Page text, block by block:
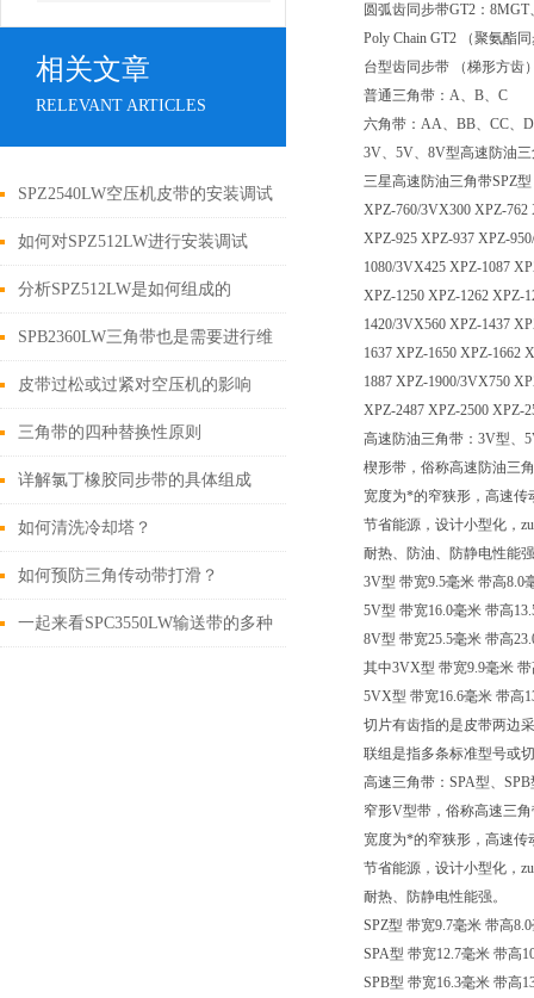
相关文章
RELEVANT ARTICLES
SPZ2540LW空压机皮带的安装调试
分析
如何对SPZ512LW进行安装调试
分析SPZ512LW是如何组成的
SPB2360LW三角带也是需要进行维
护的
皮带过松或过紧对空压机的影响
三角带的四种替换性原则
详解氯丁橡胶同步带的具体组成
如何清洗冷却塔？
如何预防三角传动带打滑？
一起来看SPC3550LW输送带的多种
圆弧齿同步带GT2：
Poly Chain GT2 （聚氨酯
台型齿同步带 （梯形方
普通三角带：A、B、C
六角带：AA、BB、CC、
3V、5V、8V型高速防油
三星高速防油三角带SPZ型
XPZ-760/3VX300 XPZ-762
XPZ-925 XPZ-937 XPZ-
1080/3VX425 XPZ-1087
XPZ-1250 XPZ-1262 XPZ-
1420/3VX560 XPZ-1437
1637 XPZ-1650 XPZ-1662
1887 XPZ-1900/3VX750
XPZ-2487 XPZ-2500 XPZ-
高速防油三角带：3V型、
楔形带，俗称高速防油三
宽度为*的窄狭形，高速传
节省能源，设计小型化，
耐热、防油、防静电性能
3V型 带宽9.5毫米 带高8.0
5V型 带宽16.0毫米 带高
8V型 带宽25.5毫米 带高
其中3VX型 带宽9.9毫米
5VX型 带宽16.6毫米 带高
切片有齿指的是皮带两边
联组是指多条标准型号或
高速三角带：SPA型、
窄形V型带，俗称高速三
宽度为*的窄狭形，高速传
节省能源，设计小型化，
耐热、防静电性能强。
SPZ型 带宽9.7毫米 带高
SPA型 带宽12.7毫米 带高
SPB型 带宽16.3毫米 带高